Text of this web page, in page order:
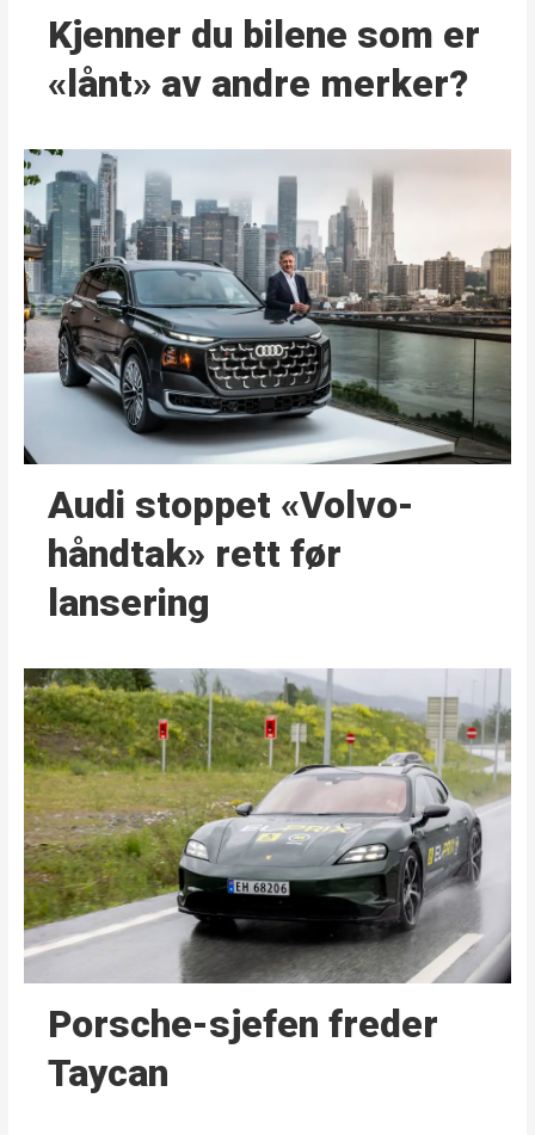
Kjenner du bilene som er
«lånt» av andre merker?
Audi stoppet «Volvo-
håndtak» rett før
lansering
Porsche-sjefen freder
Taycan